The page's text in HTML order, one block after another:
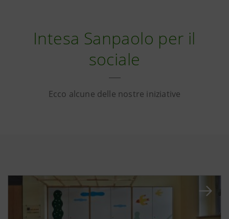
Intesa Sanpaolo per il
sociale
Ecco alcune delle nostre iniziative